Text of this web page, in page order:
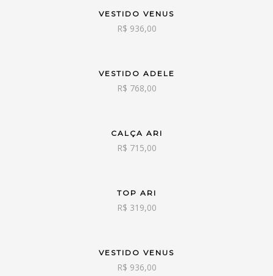
VER OPÇÕES
R$ 936,00
VESTIDO VENUS
VER OPÇÕES
R$ 768,00
VESTIDO ADELE
VER OPÇÕES
R$ 715,00
CALÇA ARI
VER OPÇÕES
R$ 319,00
TOP ARI
VER OPÇÕES
R$ 936,00
VESTIDO VENUS